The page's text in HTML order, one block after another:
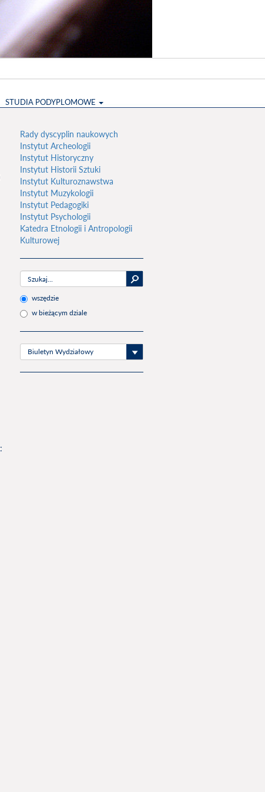
STUDIA PODYPLOMOWE
Rady dyscyplin naukowych
Instytut Archeologii
Instytut Historyczny
Instytut Historii Sztuki
Instytut Kulturoznawstwa
Instytut Muzykologii
Instytut Pedagogiki
Instytut Psychologii
Katedra Etnologii i Antropologii
Kulturowej
wszędzie
w bieżącym dziale
Biuletyn Wydziałowy